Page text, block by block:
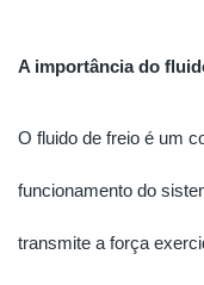
A importância do
O fluido de freio é um
funcionamento do
transmite a força